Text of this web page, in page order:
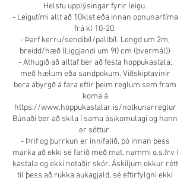
Helstu upplýsingar fyrir leigu.
- Leigutími allt að 10klst eða innan opnunartíma
frá kl 10-20.
- Þarf kerru/sendibíl/pallbíl. Lengd um 2m,
breidd/hæð (Liggjandi um 90 cm (þvermál))
- Athugið að alltaf ber að festa hoppukastala,
með hælum eða sandpokum. Viðskiptavinir
bera ábyrgð á fara eftir þeim reglum sem fram
koma á
https://www.hoppukastalar.is/notkunarreglur
Búnaði ber að skila í sama ásikomulagi og hann
er sóttur.
- Þrif og þurrkun er innifalið, þó innan þess
marka að ekki sé farið með mat, nammi o.s.frv í
kastala og ekki notaðir skór. Áskiljum okkur rétt
til þess að rukka aukagjald, sé eftirfylgni ekki